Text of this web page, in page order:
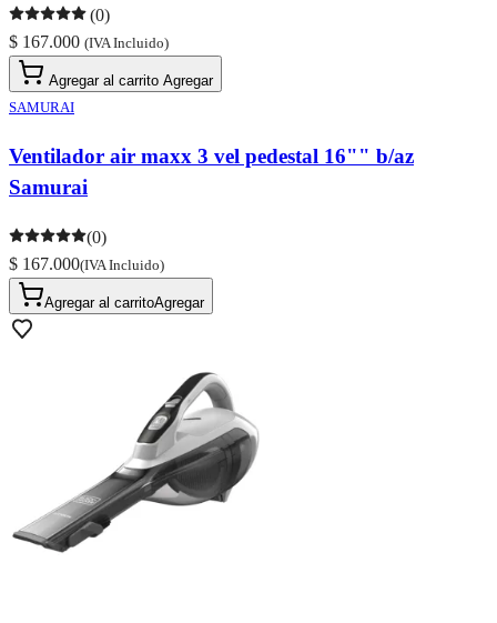
(0)
$ 167.000 (IVA Incluido)
Agregar al carrito Agregar
SAMURAI
Ventilador air maxx 3 vel pedestal 16"" b/az
Samurai
(0)
$ 167.000(IVA Incluido)
Agregar al carritoAgregar